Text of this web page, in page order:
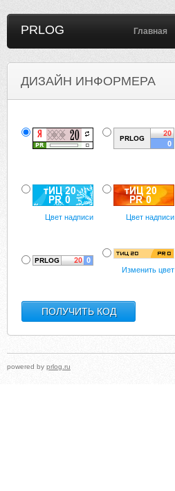
PRLOG Главная
ДИЗАЙН ИНФОРМЕРА
Цвет надписи Цвет надписи
Изменить цвет
powered by prlog.ru